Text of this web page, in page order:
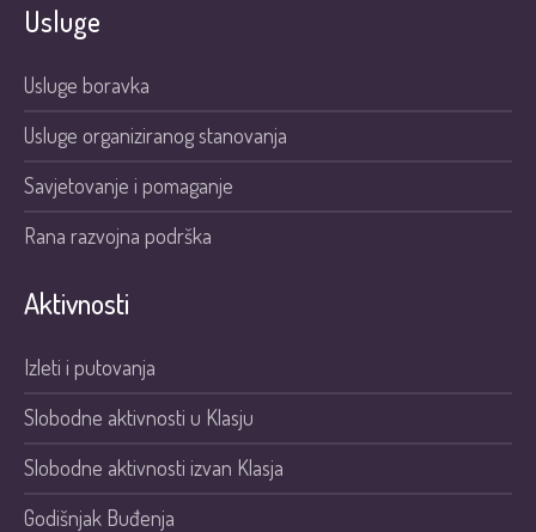
Usluge
Usluge boravka
Usluge organiziranog stanovanja
Savjetovanje i pomaganje
Rana razvojna podrška
Aktivnosti
Izleti i putovanja
Slobodne aktivnosti u Klasju
Slobodne aktivnosti izvan Klasja
Godišnjak Buđenja